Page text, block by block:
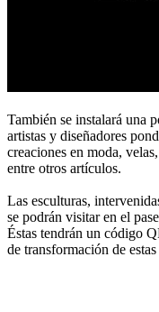
También se instalará una
artistas y diseñadores
creaciones en moda,
entre otros artículos.
Las esculturas,
se podrán visitar en el
Éstas tendrán un código
de transformación de